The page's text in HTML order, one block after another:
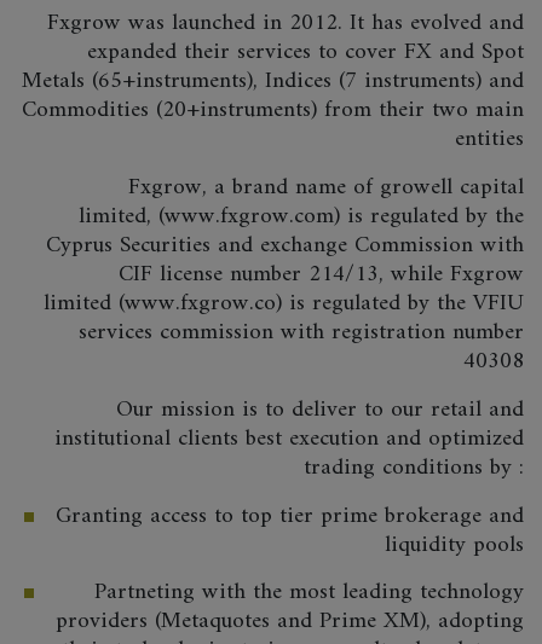
Fxgrow was launched in 2012. It has evolved and
expanded their services to cover FX and Spot
Metals (65+instruments), Indices (7 instruments) and
Commodities (20+instruments) from their two main
entities
Fxgrow, a brand name of growell capital
limited, (www.fxgrow.com) is regulated by the
Cyprus Securities and exchange Commission with
CIF license number 214/13, while Fxgrow
limited (www.fxgrow.co) is regulated by the VFIU
services commission with registration number
40308
Our mission is to deliver to our retail and
institutional clients best execution and optimized
trading conditions by :
Granting access to top tier prime brokerage and
liquidity pools
Partneting with the most leading technology
providers (Metaquotes and Prime XM), adopting